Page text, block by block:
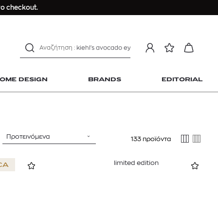
checkout.
DESIGN BRANDS EDITORIAL
kiehl's avocado eye
Longchamp Le Pliage
Προτεινόμενα 133 προϊόντα
limited edition